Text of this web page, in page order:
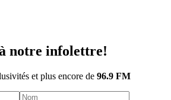
notre infolettre!
et plus encore de 96.9 FM